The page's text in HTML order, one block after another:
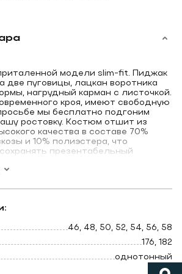
модели slim-fit. Пиджак
две пуговицы, лацкан воротника
нагрудный карман с листочкой.
кроя, имеют свободную
мы бесплатно подгоним
ростовку. Костюм отшит из
качества в составе 70%
и 10% полиэстера, что
презентабельный
на любой тип фигуры. Лицевая
костюма по спине также
в качестве свадебного,
костюма».
46, 48, 50, 52, 54, 56, 58
176, 182
однотонный